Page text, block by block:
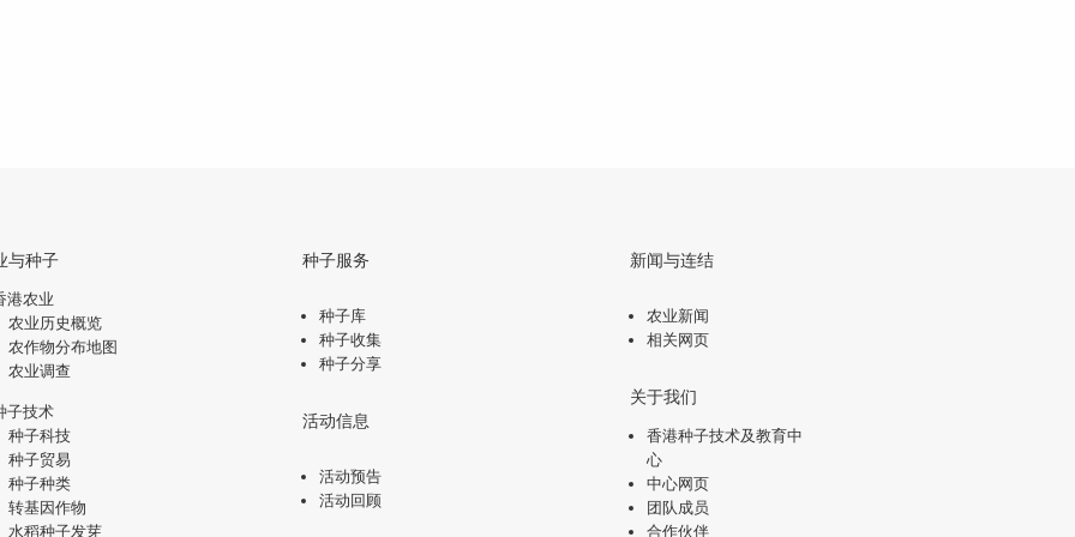
与种子
港农业
农业历史概览
农作物分布地图
农业调查
子技术
种子科技
种子贸易
种子种类
转基因作物
水稻种子发芽
种子服务
种子库
种子收集
种子分享
活动信息
活动预告
活动回顾
新闻与连结
农业新闻
相关网页
关于我们
香港种子技术及教育中
心
中心网页
团队成员
合作伙伴